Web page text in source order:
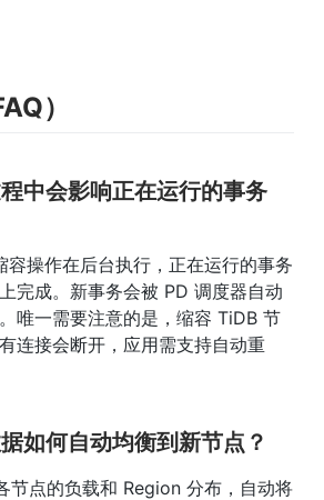
）
中会影响正在运行的事务
容操作在后台执行，正在运行的事务
完成。新事务会被 PD 调度器自动
唯一需要注意的是，缩容 TiDB 节
连接会断开，应用需支持自动重
如何自动均衡到新节点？
节点的负载和 Region 分布，自动将